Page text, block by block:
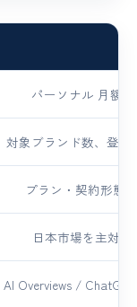
パーソナル 月額
対象ブランド数、登
プラン・契約形態
日本市場を主対
AI Overviews /